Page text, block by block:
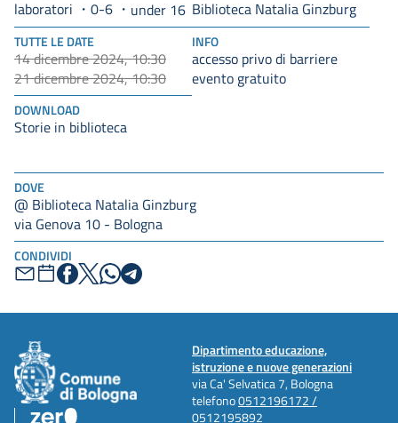
DOVE
@ Biblioteca Natalia Ginzburg
via Genova 10 - Bologna
CONDIVIDI
laboratori 0-6 under 16 Biblioteca Natalia Ginzburg
TUTTE LE DATE
14 dicembre 2024, 10:30
21 dicembre 2024, 10:30
INFO
accesso privo di barriere
evento gratuito
DOWNLOAD
Storie in biblioteca
Dipartimento educazione,
istruzione e nuove generazioni
via Ca' Selvatica 7, Bologna
telefono0512196172 /
0512195892